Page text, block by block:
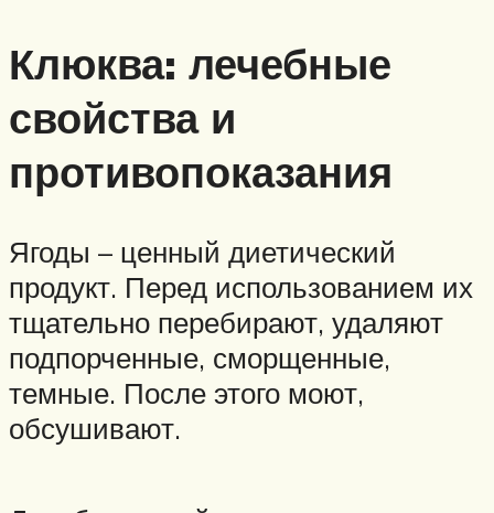
Клюква: лечебные
свойства и
противопоказания
Ягоды – ценный диетический
продукт. Перед использованием их
тщательно перебирают, удаляют
подпорченные, сморщенные,
темные. После этого моют,
обсушивают.